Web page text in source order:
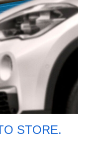
STORE.